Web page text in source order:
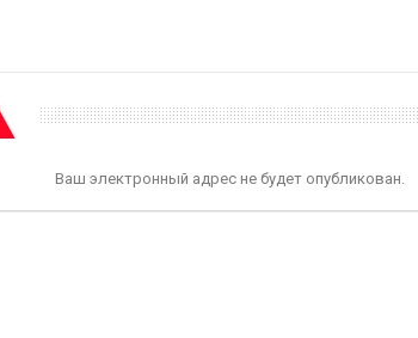
Ваш электронный адрес не будет опубликован.